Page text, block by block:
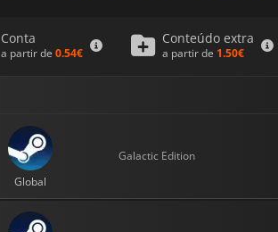
Conta
a partir de 0.54€
Conteúdo extra
a partir de 1.50€
Global
Galactic Edition